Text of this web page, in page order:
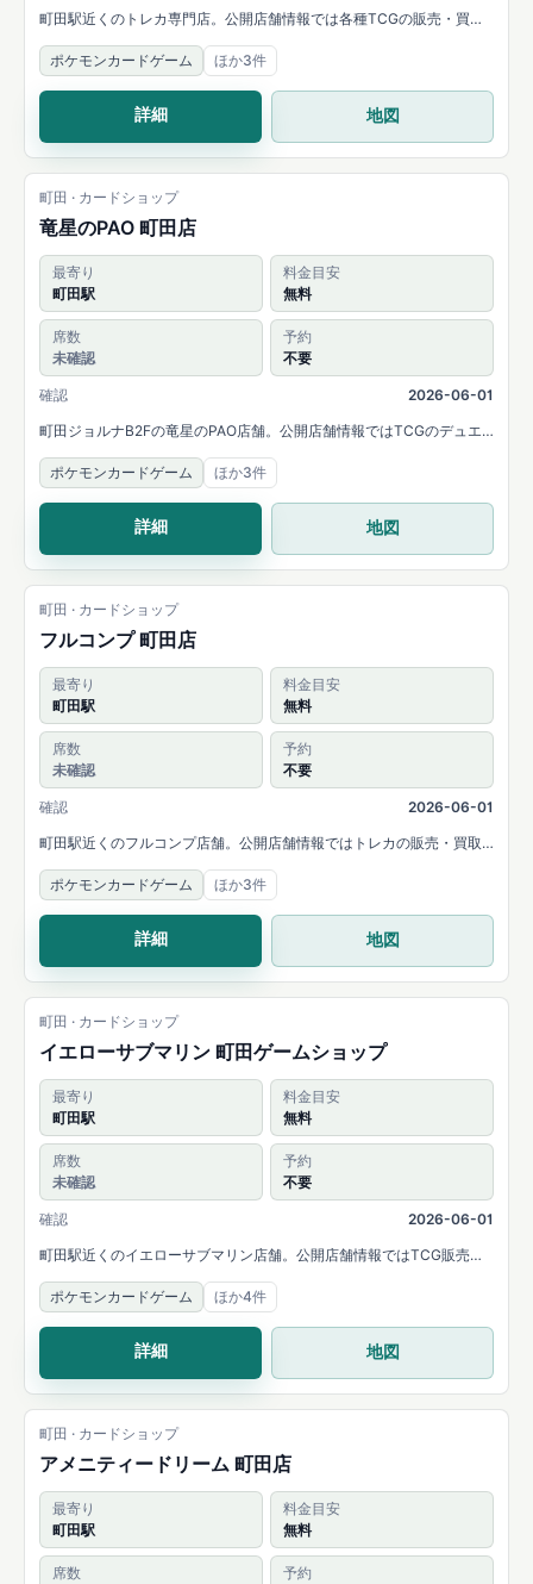
町田駅近くのトレカ専門店。公開店舗情報では各種TCGの販売・買取
と大会開催が案内されています。
ポケモンカードゲーム
ほか3件
詳細 地図
町田 · カードショップ
竜星のPAO 町田店
最寄り
町田駅
料金目安
無料
席数
未確認
予約
不要
確認
2026-06-01
町田ジョルナB2Fの竜星のPAO店舗。公開店舗情報ではTCGのデュエ
ルスペースとシングルカード販売が案内されています。
ポケモンカードゲーム
ほか3件
詳細 地図
町田 · カードショップ
フルコンプ 町田店
最寄り
町田駅
料金目安
無料
席数
未確認
予約
不要
確認
2026-06-01
町田駅近くのフルコンプ店舗。公開店舗情報ではトレカの販売・買取
と大会開催が案内されています。
ポケモンカードゲーム
ほか3件
詳細 地図
町田 · カードショップ
イエローサブマリン 町田ゲームショップ
最寄り
町田駅
料金目安
無料
席数
未確認
予約
不要
確認
2026-06-01
町田駅近くのイエローサブマリン店舗。公開店舗情報ではTCG販売・
買取と大会開催が案内されています。
ポケモンカードゲーム
ほか4件
詳細 地図
町田 · カードショップ
アメニティードリーム 町田店
最寄り
町田駅
料金目安
無料
席数
予約